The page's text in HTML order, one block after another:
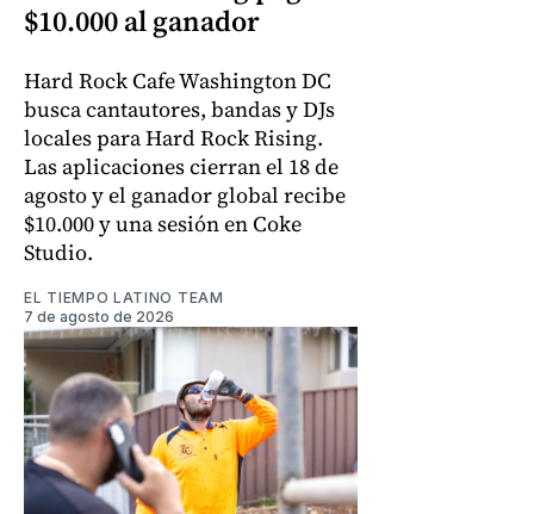
$10.000 al ganador
Hard Rock Cafe Washington DC
busca cantautores, bandas y DJs
locales para Hard Rock Rising.
Las aplicaciones cierran el 18 de
agosto y el ganador global recibe
$10.000 y una sesión en Coke
Studio.
EL TIEMPO LATINO TEAM
7 de agosto de 2026